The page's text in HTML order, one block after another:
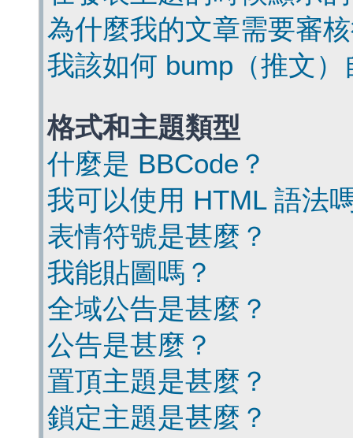
為什麼我的文章需要審
我該如何 bump（推文
格式和主題類型
什麼是 BBCode？
我可以使用 HTML 語法
表情符號是甚麼？
我能貼圖嗎？
全域公告是甚麼？
公告是甚麼？
置頂主題是甚麼？
鎖定主題是甚麼？